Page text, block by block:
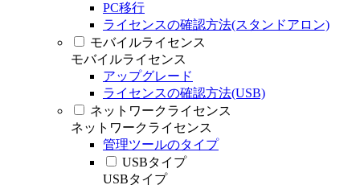
PC移行
ライセンスの確認方法(スタンドアロン)
モバイルライセンス
モバイルライセンス
アップグレード
ライセンスの確認方法(USB)
ネットワークライセンス
ネットワークライセンス
管理ツールのタイプ
USBタイプ
USBタイプ